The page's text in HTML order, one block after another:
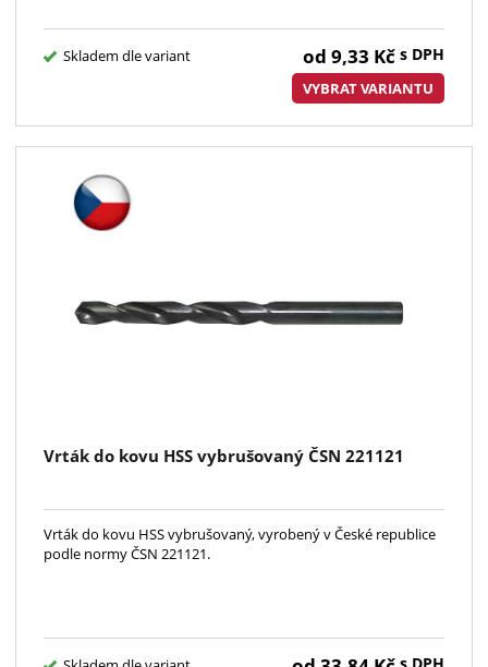
Skladem dle variant od 9,33 Kč s DPH
VYBRAT VARIANTU
Vrták do kovu HSS vybrušovaný ČSN 221121
Vrták do kovu HSS vybrušovaný, vyrobený v České republice
podle normy ČSN 221121.
s DPH